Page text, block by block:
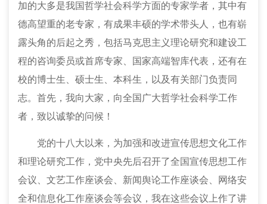
加的大多是我国哲学社会科学方面的专家学者，其中有
德高望重的老专家，有成果丰硕的学术带头人，也有崭
露头角的后起之秀，包括马克思主义理论研究和建设工
程的咨询委员或首席专家、国家高端智库代表，还有在
校的博士生、硕士生、本科生，以及有关部门负责同
志。首先，我向大家，向全国广大哲学社会科学工作
者，致以诚挚的问候！
党的十八大以来，为加强和改进宣传思想文化工作
和理论研究工作，党中央先后召开了全国宣传思想工作
会议、文艺工作座谈会、新闻舆论工作座谈会、网络安
全和信息化工作座谈会等会议，我在这些会议上作了讲